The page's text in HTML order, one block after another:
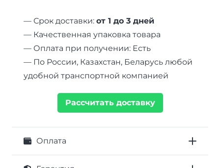
— Срок доставки: от 1 до 3 дней
— Качественная упаковка товара
— Оплата при получении: Есть
— По России, Казахстан, Беларусь любой
удобной транспортной компанией
Рассчитать доставку
Оплата